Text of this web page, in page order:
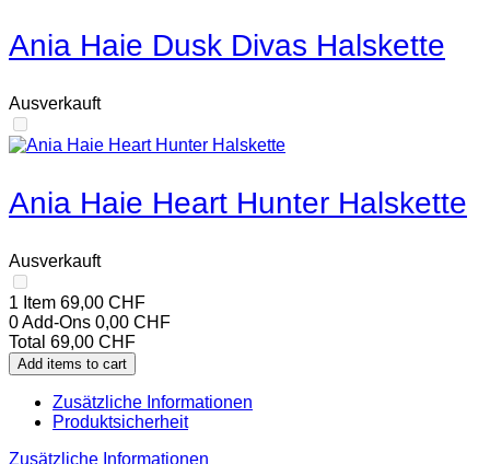
Ania Haie Dusk Divas Halskette
Ausverkauft
Ania Haie Heart Hunter Halskette
Ausverkauft
1 Item 69,00 CHF
0Add-Ons 0,00 CHF
Total 69,00 CHF
Add items to cart
Zusätzliche Informationen
Produktsicherheit
Zusätzliche Informationen